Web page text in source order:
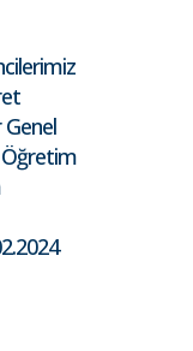
Genel
Öğretim